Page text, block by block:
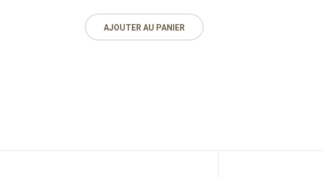
AJOUTER AU PANIER